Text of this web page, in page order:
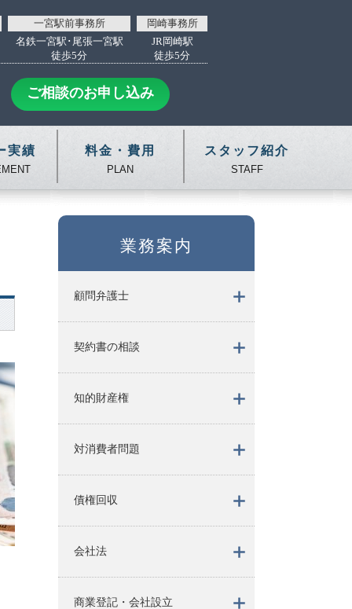
一宮駅前事務所
名鉄一宮駅･尾張一宮駅
徒歩5分
岡崎事務所
JR岡崎駅
徒歩5分
ご相談のお申し込み
実績 料金・費用
PLAN
スタッフ紹介
STAFF
業務案内
顧問弁護士
契約書の相談
知的財産権
対消費者問題
債権回収
会社法
商業登記・会社設立